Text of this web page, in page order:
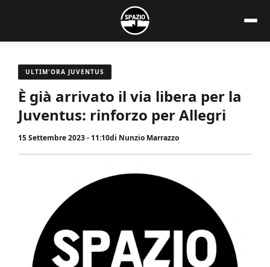
contenuto
ULTIM'ORA JUVENTUS
È già arrivato il via libera per la
Juventus: rinforzo per Allegri
15 Settembre 2023 - 11:10di Nunzio Marrazzo